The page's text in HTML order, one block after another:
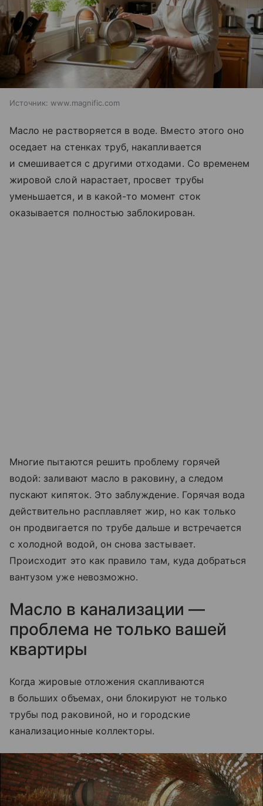
Источник: www.magnific.com
Масло не растворяется в воде. Вместо этого оно
оседает на стенках труб, накапливается
и смешивается с другими отходами. Со временем
жировой слой нарастает, просвет трубы
уменьшается, и в какой-то момент сток
оказывается полностью заблокирован.
Многие пытаются решить проблему горячей
водой: заливают масло в раковину, а следом
пускают кипяток. Это заблуждение. Горячая вода
действительно расплавляет жир, но как только
он продвигается по трубе дальше и встречается
с холодной водой, он снова застывает.
Происходит это как правило там, куда добраться
вантузом уже невозможно.
Масло в канализации —
проблема не только вашей
квартиры
Когда жировые отложения скапливаются
в больших объемах, они блокируют не только
трубы под раковиной, но и городские
канализационные коллекторы.